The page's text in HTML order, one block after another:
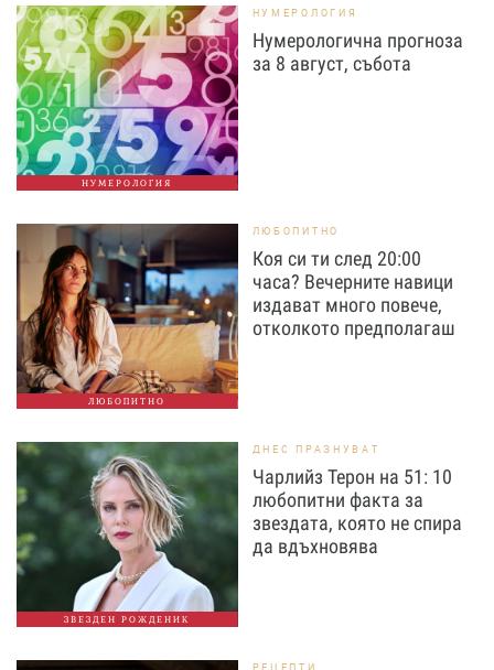
НУМЕРОЛОГИЯ
НУМЕРОЛОГИЯ
Нумерологична прогноза
за 8 август, събота
ЛЮБОПИТНО
ЛЮБОПИТНО
Коя си ти след 20:00
часа? Вечерните навици
издават много повече,
отколкото предполагаш
ЗВЕЗДЕН РОЖДЕНИК
ДНЕС ПРАЗНУВАТ
Чарлийз Терон на 51: 10
любопитни факта за
звездата, която не спира
да вдъхновява
РЕЦЕПТИ